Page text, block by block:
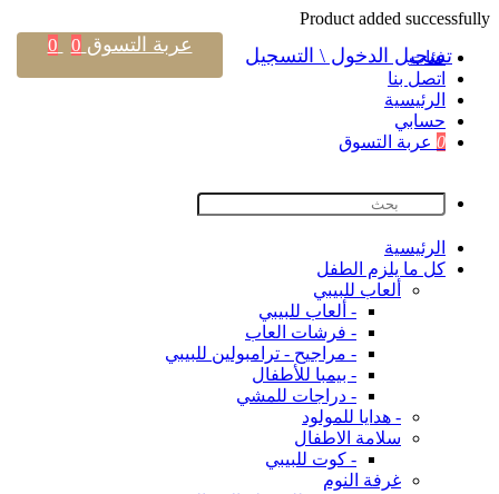
Product added successfully
فئات
اتصل بنا
اﻟﺮﺋﻴﺴﻴﺔ
حسابي
0 عربة التسوق
اﻟﺮﺋﻴﺴﻴﺔ
كل ما يلزم الطفل
ألعاب للبيبي
- ألعاب للبيبي
- فرشات العاب
- مراجيح - ترامبولين للبيبي
- بيمبا للأطفال
- دراجات للمشي
- هدايا للمولود
سلامة الاطفال
- كوت للبيبي
غرفة النوم
تسجيل الدخول \ التسجيل عربة التسوق 0
0